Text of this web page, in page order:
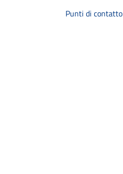
Punti di contatto